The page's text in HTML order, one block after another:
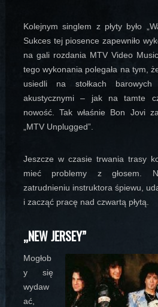
Kolejnym singlem z płyty było
Sukces tej piosence zapewniło
na gali rozdania MTV Video
tego wykonania polegała na tym,
usiedli na stołkach
akustycznymi – jak na tamte
nowość. Tak właśnie Bon Jovi
„MTV Unplugged”.
Jeszcze w czasie trwania trasy
mieć problemy z głosem.
zatrudnieniu instruktora śpiewu,
i zacząć pracę nad czwartą płytą.
„NEW JERSEY”
Mogłob
y się
wydaw
ać,